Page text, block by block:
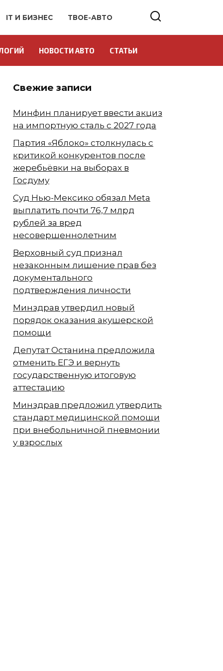
IT И БИЗНЕС ТВОЕ-АВТО
НОВОСТИ АВТО СТАТЬИ
Свежие записи
Минфин планирует ввести акциз
на импортную сталь с 2027 года
Партия «Яблоко» столкнулась с
критикой конкурентов после
жеребьёвки на выборах в
Госдуму
Суд Нью-Мексико обязал Meta
выплатить почти 76,7 млрд
рублей за вред
несовершеннолетним
Верховный суд признал
незаконным лишение прав без
документального
подтверждения личности
Минздрав утвердил новый
порядок оказания акушерской
помощи
Депутат Останина предложила
отменить ЕГЭ и вернуть
государственную итоговую
аттестацию
Минздрав предложил утвердить
стандарт медицинской помощи
при внебольничной пневмонии
у взрослых